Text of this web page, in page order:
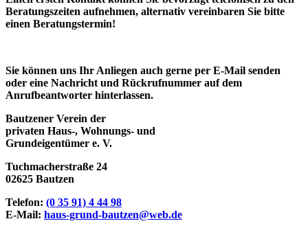
Beratungszeiten aufnehmen, alternativ vereinbaren Sie bitte
einen Beratungstermin!
Sie können uns Ihr Anliegen auch gerne per E-Mail senden
oder eine Nachricht und Rückrufnummer auf dem
Anrufbeantworter hinterlassen.
Bautzener Verein der
privaten Haus-, Wohnungs- und
Grundeigentümer e. V.
Tuchmacherstraße 24
02625 Bautzen
Telefon: (0 35 91) 4 44 98
E-Mail: haus-grund-bautzen@web.de